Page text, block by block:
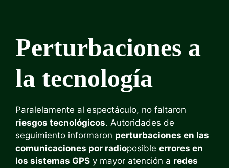
Perturbaciones a
la tecnología
Paralelamente al espectáculo, no faltaron
riesgos tecnológicos. Autoridades de
seguimiento informaron perturbaciones en las
comunicaciones por radioposible errores en
los sistemas GPS y mayor atención a redes